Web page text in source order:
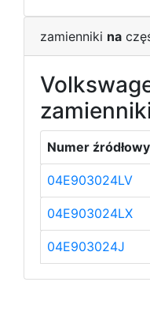
zamienniki na
Numer źródłowy
04E903024LV
04E903024LX
04E903024J